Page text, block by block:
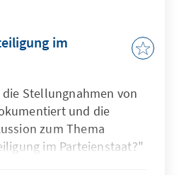
im
Stellungnahmen von
und die
zum Thema
im Parteienstaat?"